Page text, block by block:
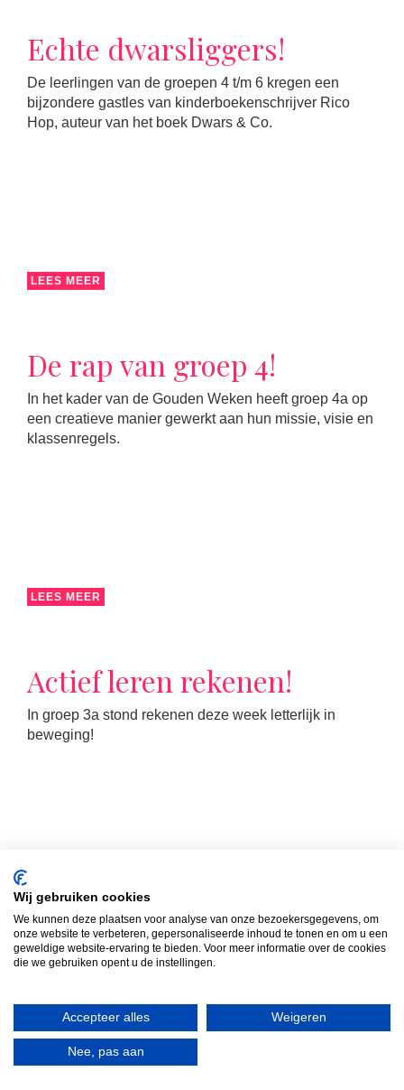
Echte dwarsliggers!
De leerlingen van de groepen 4 t/m 6 kregen een
bijzondere gastles van kinderboekenschrijver Rico
Hop, auteur van het boek Dwars & Co.
LEES MEER
De rap van groep 4!
In het kader van de Gouden Weken heeft groep 4a op
een creatieve manier gewerkt aan hun missie, visie en
klassenregels.
LEES MEER
Actief leren rekenen!
In groep 3a stond rekenen deze week letterlijk in
beweging!
LEES MEER
Formatie schooljaar ’25 –
’26
Misschien wel één van de leukste en spannendste
Wij gebruiken cookies
We kunnen deze plaatsen voor analyse van onze bezoekersgegevens, om
onze website te verbeteren, gepersonaliseerde inhoud te tonen en om u een
geweldige website-ervaring te bieden. Voor meer informatie over de cookies
die we gebruiken opent u de instellingen.
Accepteer alles Weigeren
Nee, pas aan